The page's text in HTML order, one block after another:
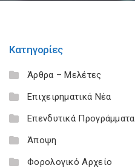
Κατηγορίες
Άρθρα – Μελέτες
Επιχειρηματικά Νέα
Επενδυτικά Προγράμματα
Άποψη
Φορολογικό Αρχείο